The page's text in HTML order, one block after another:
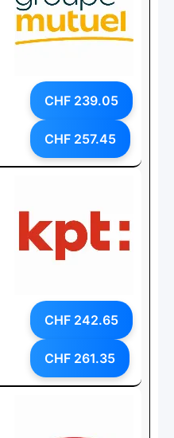
CHF 239.05
CHF 257.45
CHF 242.65
CHF 261.35